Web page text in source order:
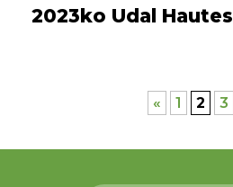
2023ko Udal
« 1 2 3